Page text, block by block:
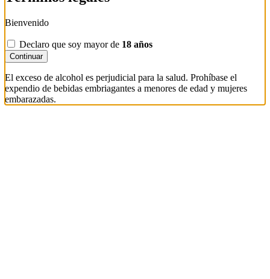
Bienvenido
Declaro que soy mayor de 18 años
Continuar
El exceso de alcohol es perjudicial para la salud. Prohíbase el
expendio de bebidas embriagantes a menores de edad y mujeres
embarazadas.